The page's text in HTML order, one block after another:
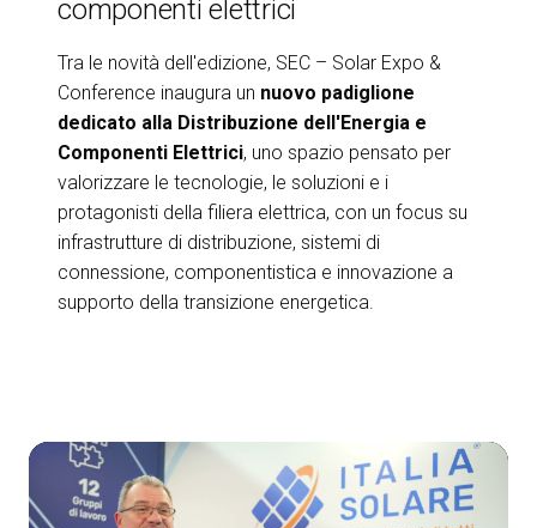
componenti elettrici
Tra le novità dell'edizione, SEC – Solar Expo &
Conference inaugura un nuovo padiglione
dedicato alla Distribuzione dell'Energia e
Componenti Elettrici, uno spazio pensato per
valorizzare le tecnologie, le soluzioni e i
protagonisti della filiera elettrica, con un focus su
infrastrutture di distribuzione, sistemi di
connessione, componentistica e innovazione a
supporto della transizione energetica.